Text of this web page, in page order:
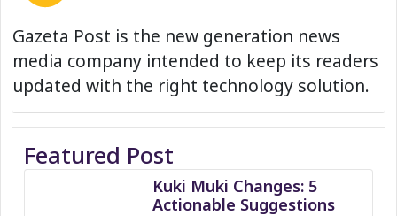
Gazeta Post is the new generation news
media company intended to keep its readers
updated with the right technology solution.
Featured Post
Kuki Muki Changes: 5
Actionable Suggestions